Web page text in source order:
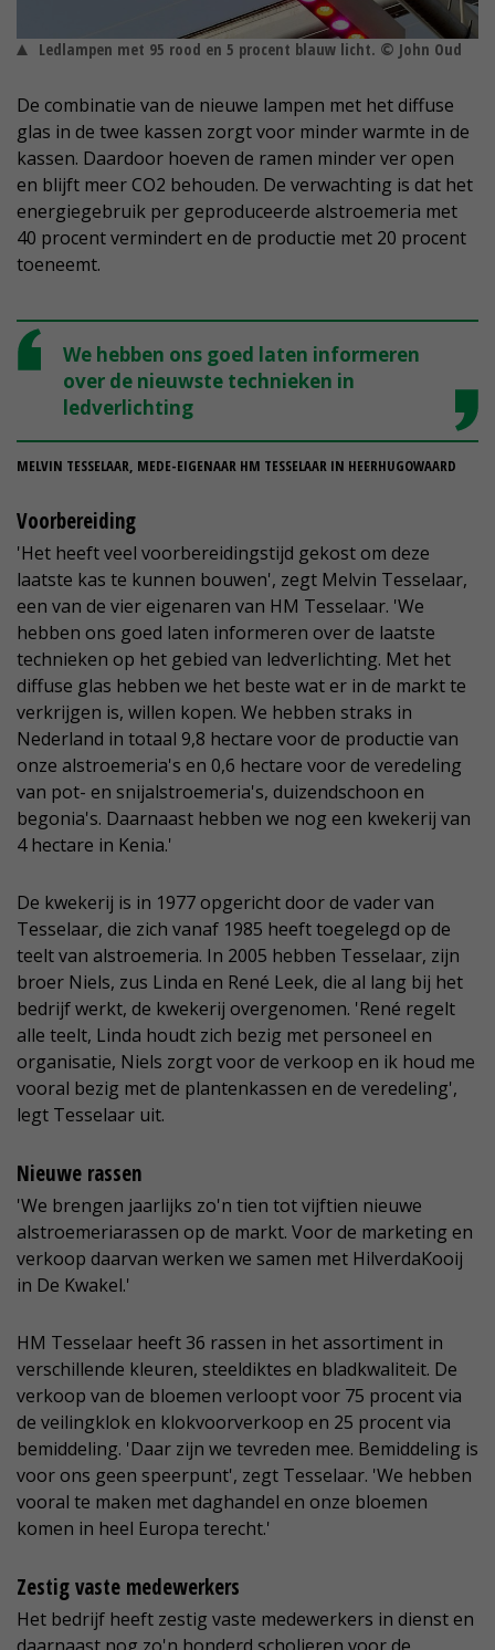
Ledlampen met 95 rood en 5 procent blauw licht. © John Oud
De combinatie van de nieuwe lampen met het diffuse
glas in de twee kassen zorgt voor minder warmte in de
kassen. Daardoor hoeven de ramen minder ver open
en blijft meer CO2 behouden. De verwachting is dat het
energiegebruik per geproduceerde alstroemeria met
40 procent vermindert en de productie met 20 procent
toeneemt.
We hebben ons goed laten informeren
over de nieuwste technieken in
ledverlichting
MELVIN TESSELAAR, MEDE-EIGENAAR HM TESSELAAR IN HEERHUGOWAARD
Voorbereiding
'Het heeft veel voorbereidingstijd gekost om deze
laatste kas te kunnen bouwen', zegt Melvin Tesselaar,
een van de vier eigenaren van HM Tesselaar. 'We
hebben ons goed laten informeren over de laatste
technieken op het gebied van ledverlichting. Met het
diffuse glas hebben we het beste wat er in de markt te
verkrijgen is, willen kopen. We hebben straks in
Nederland in totaal 9,8 hectare voor de productie van
onze alstroemeria's en 0,6 hectare voor de veredeling
van pot- en snijalstroemeria's, duizendschoon en
begonia's. Daarnaast hebben we nog een kwekerij van
4 hectare in Kenia.'
De kwekerij is in 1977 opgericht door de vader van
Tesselaar, die zich vanaf 1985 heeft toegelegd op de
teelt van alstroemeria. In 2005 hebben Tesselaar, zijn
broer Niels, zus Linda en René Leek, die al lang bij het
bedrijf werkt, de kwekerij overgenomen. 'René regelt
alle teelt, Linda houdt zich bezig met personeel en
organisatie, Niels zorgt voor de verkoop en ik houd me
vooral bezig met de plantenkassen en de veredeling',
legt Tesselaar uit.
Nieuwe rassen
'We brengen jaarlijks zo'n tien tot vijftien nieuwe
alstroemeriarassen op de markt. Voor de marketing en
verkoop daarvan werken we samen met HilverdaKooij
in De Kwakel.'
HM Tesselaar heeft 36 rassen in het assortiment in
verschillende kleuren, steeldiktes en bladkwaliteit. De
verkoop van de bloemen verloopt voor 75 procent via
de veilingklok en klokvoorverkoop en 25 procent via
bemiddeling. 'Daar zijn we tevreden mee. Bemiddeling is
voor ons geen speerpunt', zegt Tesselaar. 'We hebben
vooral te maken met daghandel en onze bloemen
komen in heel Europa terecht.'
Zestig vaste medewerkers
Het bedrijf heeft zestig vaste medewerkers in dienst en